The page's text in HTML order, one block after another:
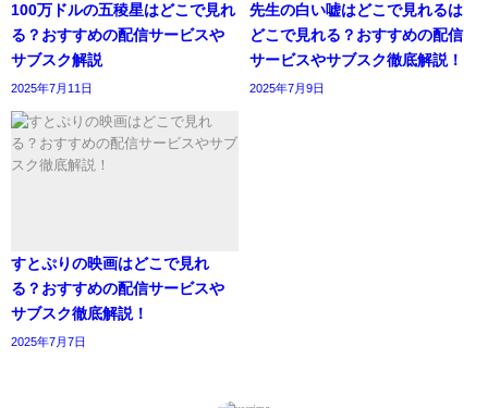
100万ドルの五稜星はどこで見れ
る？おすすめの配信サービスや
サブスク解説
2025年7月11日
先生の白い嘘はどこで見れるは
どこで見れる？おすすめの配信
サービスやサブスク徹底解説！
2025年7月9日
すとぷりの映画はどこで見れ
る？おすすめの配信サービスや
サブスク徹底解説！
2025年7月7日